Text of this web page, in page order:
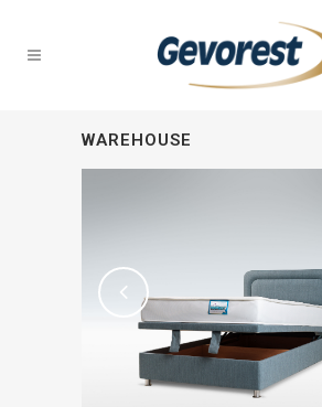
WAREHOUSE